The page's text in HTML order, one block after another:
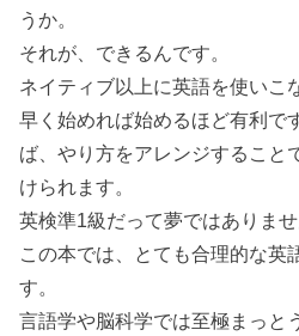
うか。
それが、できるんです。
ネイティブ以上に英語を使いこ
早く始めれば始めるほど有利で
ば、やり方をアレンジすること
けられます。
英検準1級だって夢ではありませ
この本では、とても合理的な英
す。
言語学や脳科学では至極まっと